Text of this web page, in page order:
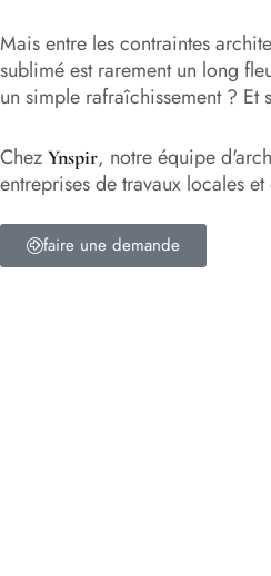
Mais entre les contraintes
sublimé est rarement un long
un simple rafraîchissement ?
Chez Ynspir, notre équipe
entreprises de travaux locales
faire une demande